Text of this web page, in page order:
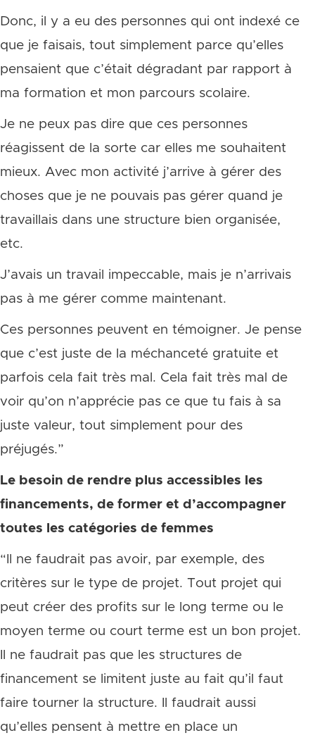
Donc, il y a eu des personnes qui ont indexé ce
que je faisais, tout simplement parce qu’elles
pensaient que c’était dégradant par rapport à
ma formation et mon parcours scolaire.
Je ne peux pas dire que ces personnes
réagissent de la sorte car elles me souhaitent
mieux. Avec mon activité j’arrive à gérer des
choses que je ne pouvais pas gérer quand je
travaillais dans une structure bien organisée,
etc.
J’avais un travail impeccable, mais je n’arrivais
pas à me gérer comme maintenant.
Ces personnes peuvent en témoigner. Je pense
que c’est juste de la méchanceté gratuite et
parfois cela fait très mal. Cela fait très mal de
voir qu’on n’apprécie pas ce que tu fais à sa
juste valeur, tout simplement pour des
préjugés.”
Le besoin de rendre plus accessibles les
financements, de former et d’accompagner
toutes les catégories de femmes
“Il ne faudrait pas avoir, par exemple, des
critères sur le type de projet. Tout projet qui
peut créer des profits sur le long terme ou le
moyen terme ou court terme est un bon projet.
Il ne faudrait pas que les structures de
financement se limitent juste au fait qu’il faut
faire tourner la structure. Il faudrait aussi
qu’elles pensent à mettre en place un